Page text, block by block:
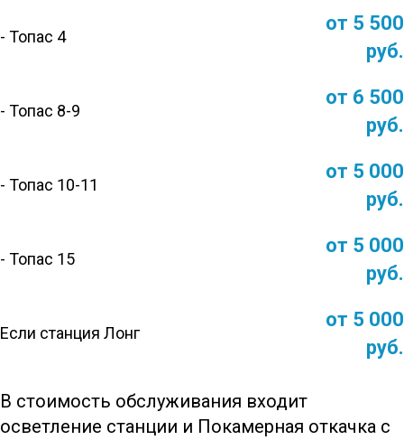
- Топас 4
от 5 500
руб.
- Топас 8-9
от 6 500
руб.
- Топас 10-11
от 5 000
руб.
- Топас 15
от 5 000
руб.
Если станция Лонг
от 5 000
руб.
В стоимость обслуживания входит
осветление станции и Покамерная откачка с